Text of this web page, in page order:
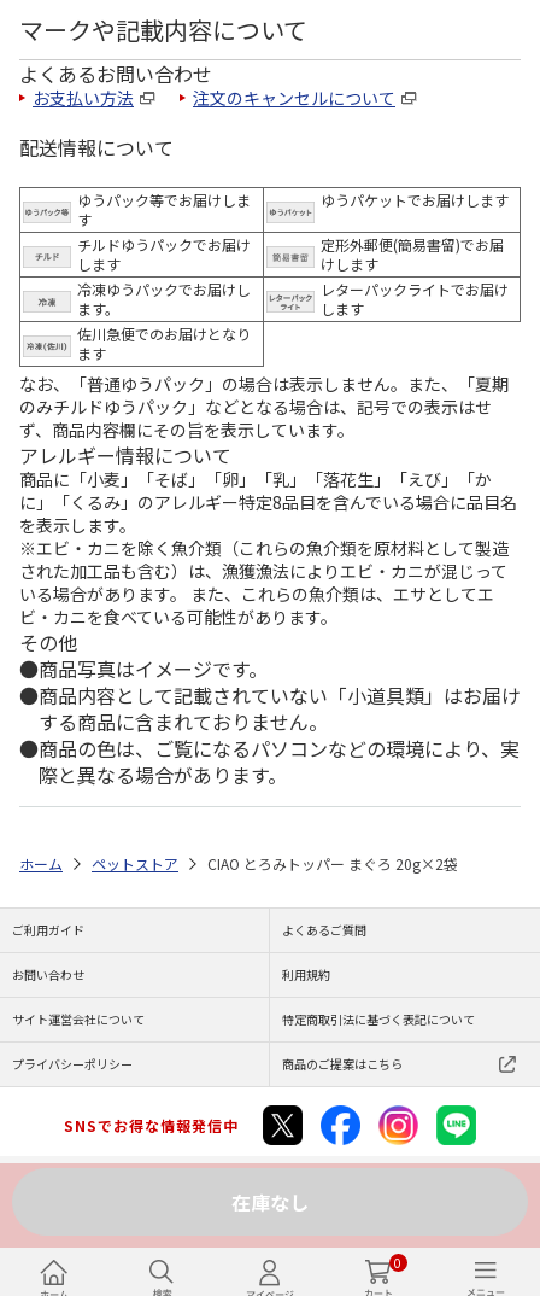
0
マークや記載内容について
よくあるお問い合わせ
お支払い方法 注文のキャンセルについて
配送情報について
ゆうパック等でお届けしま
す
ゆうパケットでお届けします
チルドゆうパックでお届け
します
定形外郵便(簡易書留)でお届
けします
冷凍ゆうパックでお届けし
ます。
レターパックライトでお届け
します
佐川急便でのお届けとなり
ます
なお、「普通ゆうパック」の場合は表示しません。また、「夏期
のみチルドゆうパック」などとなる場合は、記号での表示はせ
ず、商品内容欄にその旨を表示しています。
アレルギー情報について
商品に「小麦」「そば」「卵」「乳」「落花生」「えび」「か
に」「くるみ」のアレルギー特定8品目を含んでいる場合に品目名
を表示します。
※エビ・カニを除く魚介類（これらの魚介類を原材料として製造
された加工品も含む）は、漁獲漁法によりエビ・カニが混じって
いる場合があります。 また、これらの魚介類は、エサとしてエ
ビ・カニを食べている可能性があります。
その他
商品写真はイメージです。
商品内容として記載されていない「小道具類」はお届け
する商品に含まれておりません。
商品の色は、ご覧になるパソコンなどの環境により、実
際と異なる場合があります。
在庫なし
ホーム ペットストア CIAO とろみトッパー まぐろ 20g×2袋
ご利用ガイド よくあるご質問
お問い合わせ 利用規約
サイト運営会社について 特定商取引法に基づく表記について
プライバシーポリシー 商品のご提案はこちら
SNSでお得な情報発信中